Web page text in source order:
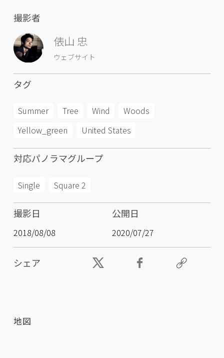
撮影者
俵山 忠
ウェブサイト
タグ
Summer Tree Wind
Woods
Yellow_green
United States
対応パノラマグループ
Single Square 2
撮影日
2018/08/08
公開日
2020/07/27
シェア
地図